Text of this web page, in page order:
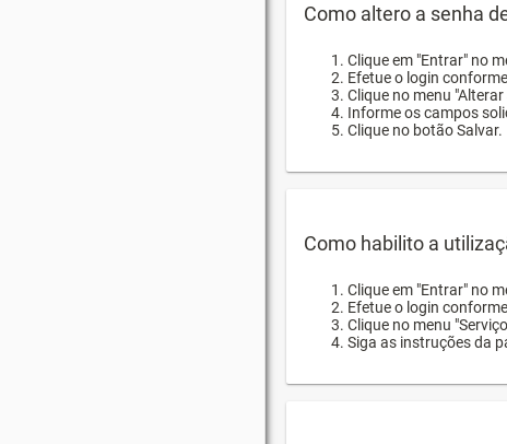
Como altero a senha
Clique em "Entrar" no
Efetue o login
Clique no menu "Alterar
Informe os campos
Clique no botão Salvar.
Como habilito a
Clique em "Entrar" no
Efetue o login
Clique no menu
Siga as instruções da